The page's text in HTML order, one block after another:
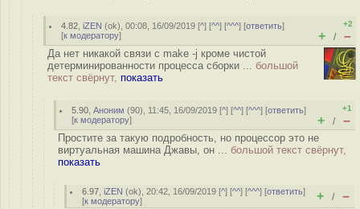
4.82 ,iZEN (ok), 00:08, 16/09/2019 [^] [^^] [^^^] [ответить]
[к модератору]
+2
+ / –
Да нет никакой связи с make -j кроме чистой
детерминированности процесса сборки ... большой
текст свёрнут, показать
5.90 ,Аноним (90), 11:45, 16/09/2019 [^] [^^] [^^^] [ответить]
[к модератору]
+1
+ / –
Простите за такую подробность, но процессор это не
виртуальная машина Джавы, он ... большой текст свёрнут,
показать
6.97 ,iZEN (ok), 20:42, 16/09/2019 [^] [^^] [^^^] [ответить]
[к модератору] + / –